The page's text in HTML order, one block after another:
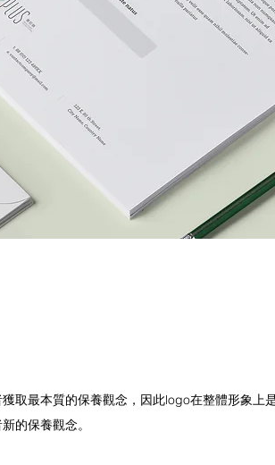
取最本質的保養觀念，因此logo在整體形象上
的保養觀念。